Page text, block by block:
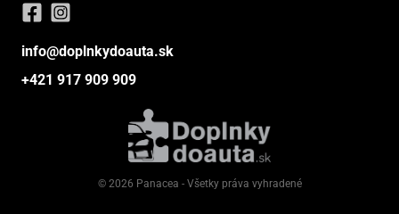
info@doplnkydoauta.sk
+421 917 909 909
© 2026 Panacea - Všetky práva vyhradené